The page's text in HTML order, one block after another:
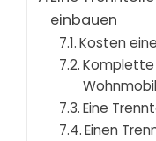
einbauen
Kosten
Eine
Einen